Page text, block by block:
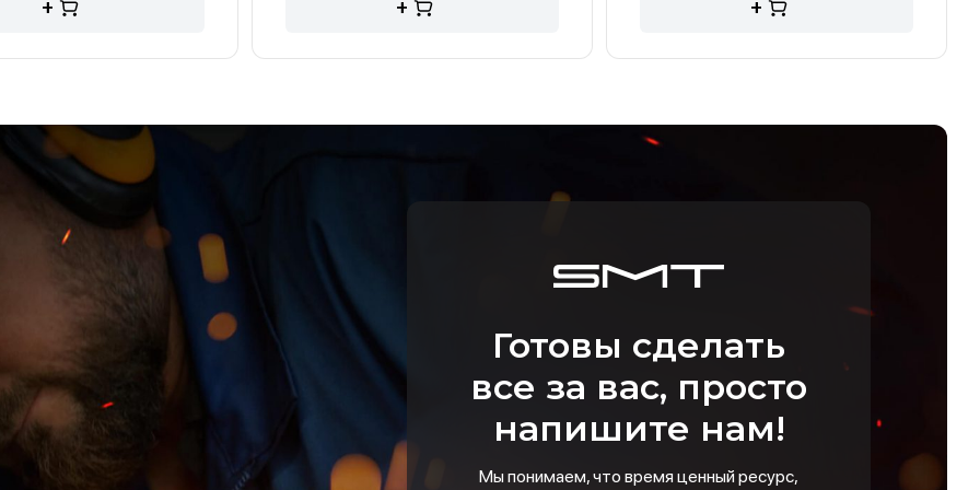
+ + +
Готовы сделать
все за вас, просто
напишите нам!
Мы понимаем, что время ценный ресурс,